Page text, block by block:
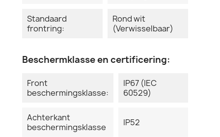
Standaard
frontring:
Rond wit
(Verwisselbaar)
Beschermklasse en certificering:
Front
beschermingsklasse:
IP67 (IEC
60529)
Achterkant
beschermingsklasse
IP52